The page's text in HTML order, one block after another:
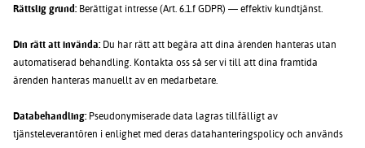
Rättslig grund: Berättigat intresse (Art. 6.1.f GDPR) — effektiv kundtjänst.
Din rätt att invända: Du har rätt att begära att dina ärenden hanteras utan
automatiserad behandling. Kontakta oss så ser vi till att dina framtida
ärenden hanteras manuellt av en medarbetare.
Databehandling: Pseudonymiserade data lagras tillfälligt av
tjänsteleverantören i enlighet med deras datahanteringspolicy och används